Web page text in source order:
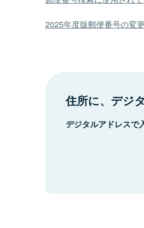
2025年度版郵便番号の変
住所に、デジ
デジタルアドレスで